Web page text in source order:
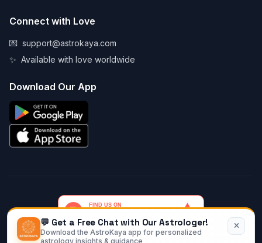
Connect with Love
💌 support@astrokaya.com
✨ Available with love worldwide
Download Our App
💬 Get a Free Chat with Our Astrologer!
Download the AstroKaya app for personalized
astrology insights & guidance